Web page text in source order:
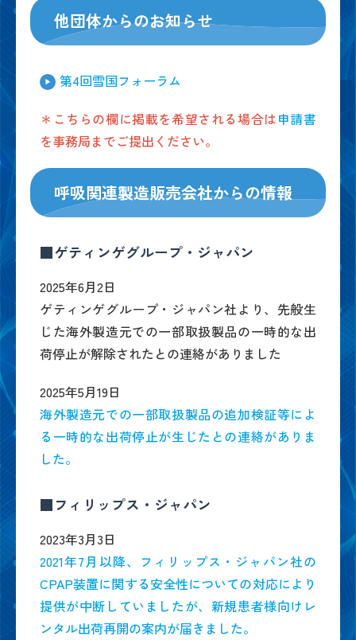
他団体からのお知らせ
第4回雪国フォーラム
＊こちらの欄に掲載を希望される場合は申請書
を事務局までご提出ください。
呼吸関連製造販売会社からの情報
■ゲティンゲグループ・ジャパン
2025年6月2日
ゲティンゲグループ・ジャパン社より、先般生
じた海外製造元での一部取扱製品の一時的な出
荷停止が解除されたとの連絡がありました
2025年5月19日
海外製造元での一部取扱製品の追加検証等によ
る一時的な出荷停止が生じたとの連絡がありま
した。
■フィリップス・ジャパン
2023年3月3日
2021年7月以降、フィリップス・ジャパン社の
CPAP装置に関する安全性についての対応により
提供が中断していましたが、新規患者様向けレ
ンタル出荷再開の案内が届きました。